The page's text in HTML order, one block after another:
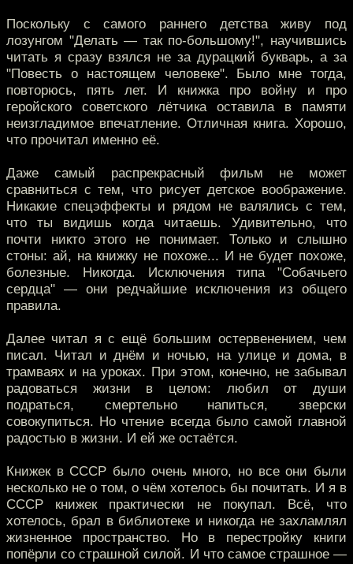
Поскольку с самого раннего детства живу под
лозунгом "Делать — так по-большому!", научившись
читать я сразу взялся не за дурацкий букварь, а за
"Повесть о настоящем человеке". Было мне тогда,
повторюсь, пять лет. И книжка про войну и про
геройского советского лётчика оставила в памяти
неизгладимое впечатление. Отличная книга. Хорошо,
что прочитал именно её.
Даже самый распрекрасный фильм не может
сравниться с тем, что рисует детское воображение.
Никакие спецэффекты и рядом не валялись с тем,
что ты видишь когда читаешь. Удивительно, что
почти никто этого не понимает. Только и слышно
стоны: ай, на книжку не похоже... И не будет похоже,
болезные. Никогда. Исключения типа "Собачьего
сердца" — они редчайшие исключения из общего
правила.
Далее читал я с ещё большим остервенением, чем
писал. Читал и днём и ночью, на улице и дома, в
трамваях и на уроках. При этом, конечно, не забывал
радоваться жизни в целом: любил от души
подраться, смертельно напиться, зверски
совокупиться. Но чтение всегда было самой главной
радостью в жизни. И ей же остаётся.
Книжек в СССР было очень много, но все они были
несколько не о том, о чём хотелось бы почитать. И я в
СССР книжек практически не покупал. Всё, что
хотелось, брал в библиотеке и никогда не захламлял
жизненное пространство. Но в перестройку книги
попёрли со страшной силой. И что самое страшное —